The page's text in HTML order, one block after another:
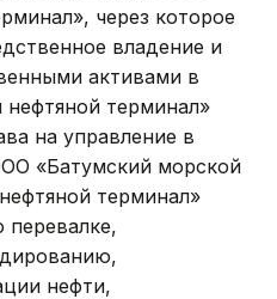
через которое
владение и
активами в
терминал»
на управление в
«Батумский морской
терминал»
перевалке,
нефти,